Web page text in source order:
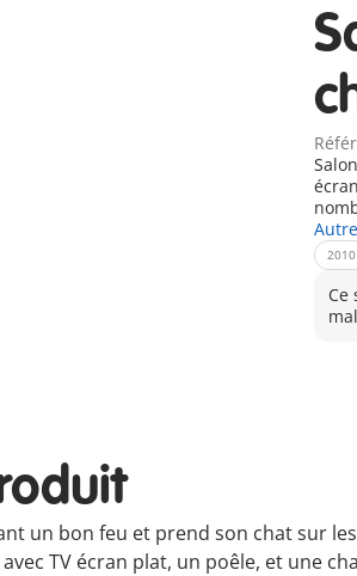
écran
2010
Ce
un bon feu et prend son chat sur
TV écran plat, un poêle, et une